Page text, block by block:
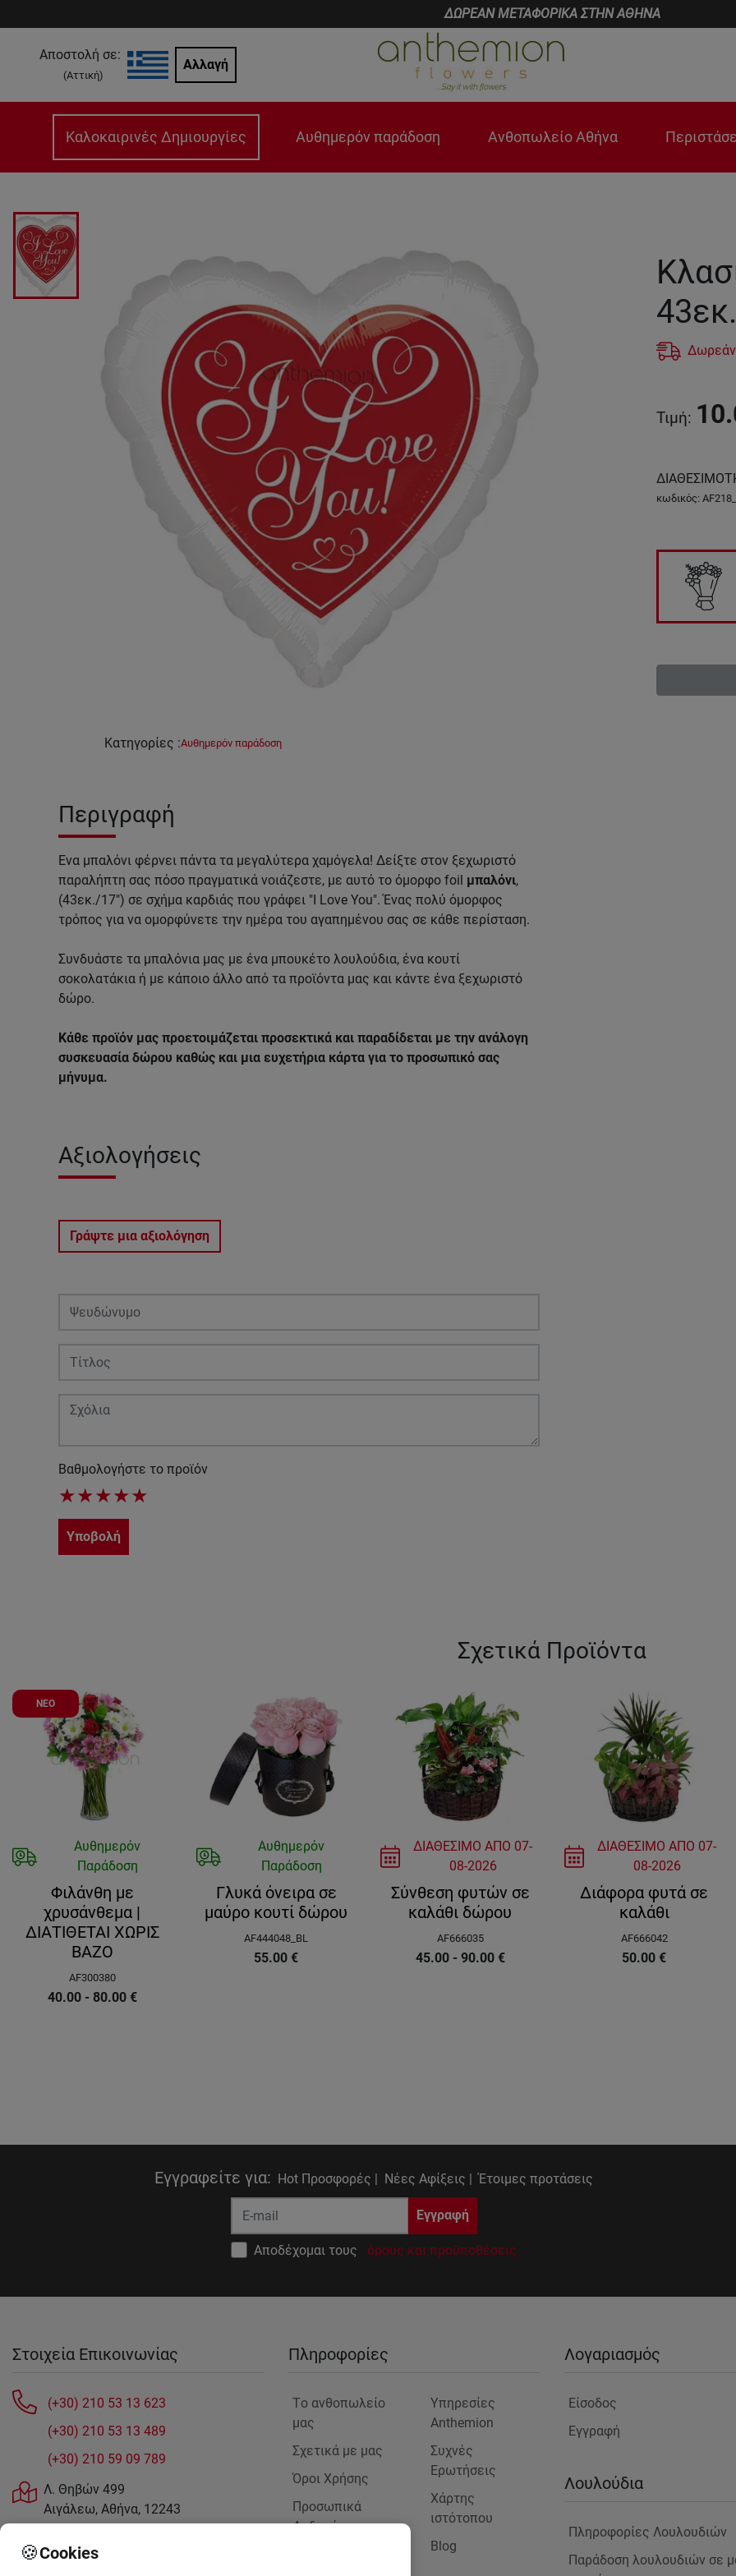
ΔΩΡΕΑΝ ΜΕΤΑΦΟΡΙΚΑ ΣΤΗΝ ΑΘΗΝΑ
Αποστολή σε:
(Αττική)
Αλλαγή
Καλοκαιρινές Δημιουργίες Αυθημερόν παράδοση Ανθοπωλείο Αθήνα
Κατηγορίες :Αυθημερόν παράδοση
Περιγραφή
Ένα μπαλόνι φέρνει πάντα τα μεγαλύτερα χαμόγελα! Δείξτε στον ξεχωριστό
παραλήπτη σας πόσο πραγματικά νοιάζεστε, με αυτό το όμορφο foil μπαλόνι,
(43εκ./17") σε σχήμα καρδιάς που γράφει "I Love You". Ένας πολύ όμορφος
τρόπος για να ομορφύνετε την ημέρα του αγαπημένου σας σε κάθε περίσταση.
Συνδυάστε τα μπαλόνια μας με ένα μπουκέτο λουλούδια, ένα κουτί
σοκολατάκια ή με κάποιο άλλο από τα προϊόντα μας και κάντε ένα ξεχωριστό
δώρο.
Κάθε προϊόν μας προετοιμάζεται προσεκτικά και παραδίδεται με την ανάλογη
συσκευασία δώρου καθώς και μια ευχετήρια κάρτα για το προσωπικό σας
μήνυμα.
Αξιολογήσεις
Γράψτε μια αξιολόγηση
Βαθμολογήστε το προϊόν
★★★★★
Υποβολή
Τιμή:
κωδικός:
Σχετικά Προϊόντα
ΝΕΟ
Αυθημερόν
Παράδοση
Φιλάνθη με
χρυσάνθεμα |
ΔΙΑΤΙΘΕΤΑΙ ΧΩΡΙΣ
ΒΑΖΟ
AF300380
40.00 - 80.00 €
Αυθημερόν
Παράδοση
Γλυκά όνειρα σε
μαύρο κουτί δώρου
AF444048_BL
55.00 €
ΔΙΑΘΕΣΙΜΟ ΑΠΟ 07-
08-2026
Σύνθεση φυτών σε
καλάθι δώρου
AF666035
45.00 - 90.00 €
ΔΙΑΘΕΣΙΜΟ ΑΠΟ 07-
08-2026
Διάφορα φυτά σε
καλάθι
AF666042
50.00 €
Εγγραφείτε για: Hot Προσφορές | Νέες Αφίξεις | Έτοιμες προτάσεις
Εγγραφή
Αποδέχομαι τους όρους και προϋποθέσεις
Στοιχεία Επικοινωνίας
(+30) 210 53 13 623
(+30) 210 53 13 489
(+30) 210 59 09 789
Λ. Θηβών 499
Αιγάλεω, Αθήνα, 12243
Πληροφορίες
Tο ανθοπωλείο
μας
Σχετικά με μας
Όροι Χρήσης
Προσωπικά
Δεδομένα
Υπηρεσίες
Anthemion
Συχνές
Ερωτήσεις
Χάρτης
ιστότοπου
Blog
Λογαριασμός
Είσοδος
Εγγραφή
Λουλούδια
Πληροφορίες Λουλουδιών
Παράδοση λουλουδιών σε
🍪Cookies